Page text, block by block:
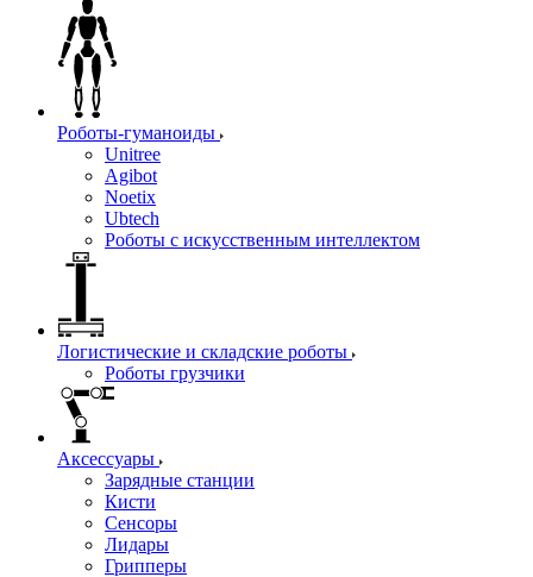
Роботы-гуманоиды
Unitree
Agibot
Noetix
Ubtech
Роботы с искусственным интеллектом
Логистические и складские роботы
Роботы грузчики
Аксессуары
Зарядные станции
Кисти
Сенсоры
Лидары
Грипперы